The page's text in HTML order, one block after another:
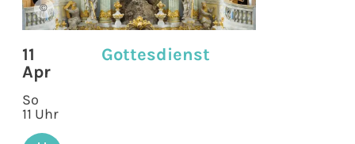
©
11
Apr
So
11 Uhr
Gottesdienst